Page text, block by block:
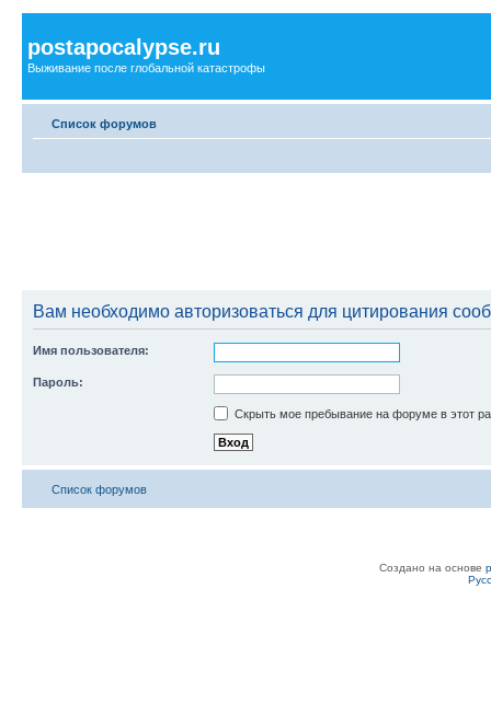
postapocalypse.ru
Выживание после глобальной катастрофы
Список форумов
Вам необходимо авторизоваться для цитирования
Имя пользователя:
Пароль:
Скрыть мое пребывание на форуме в этот
Список форумов
Создано на основе